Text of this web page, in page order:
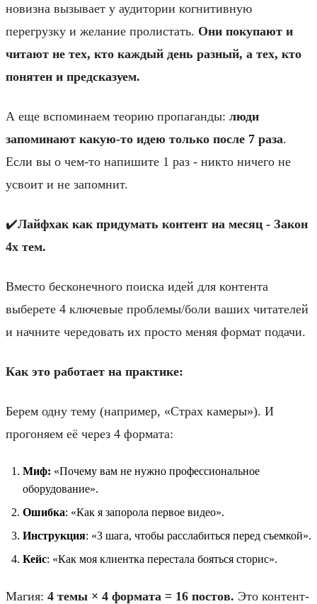
новизна вызывает у аудитории когнитивную
перегрузку и желание пролистать. Они покупают и
читают не тех, кто каждый день разный, а тех, кто
понятен и предсказуем.
А еще вспоминаем теорию пропаганды: люди
запоминают какую-то идею только после 7 раза.
Если вы о чем-то напишите 1 раз - никто ничего не
усвоит и не запомнит.
✔️Лайфхак как придумать контент на месяц - Закон
4х тем.
Вместо бесконечного поиска идей для контента
выберете 4 ключевые проблемы/боли ваших читателей
и начните чередовать их просто меняя формат подачи.
Как это работает на практике:
Берем одну тему (например, «Страх камеры»). И
прогоняем её через 4 формата:
Миф: «Почему вам не нужно профессиональное
оборудование».
Ошибка: «Как я запорола первое видео».
Инструкция: «3 шага, чтобы расслабиться перед съемкой».
Кейс: «Как моя клиентка перестала бояться сторис».
Магия: 4 темы × 4 формата = 16 постов. Это контент-